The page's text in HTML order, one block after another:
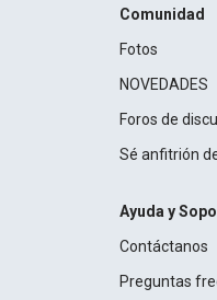
Comunidad
Fotos
NOVEDADES
Foros de
Sé anfitrión
Ayuda y
Contáctanos
Preguntas